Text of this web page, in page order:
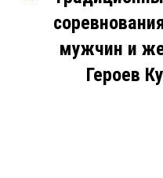
мужчин и
Героев